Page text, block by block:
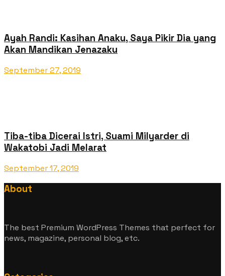
Ayah Randi: Kasihan Anaku, Saya Pikir Dia yang
Akan Mandikan Jenazaku
September 27, 2019
Tiba-tiba Dicerai Istri, Suami Milyarder di
Wakatobi Jadi Melarat
September 17, 2019
About
The best Premium WordPress Themes that perfect for
news, magazine, personal blog, etc.